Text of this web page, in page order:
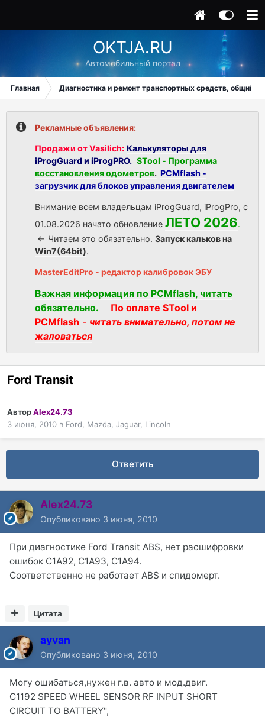
OKTJA.RU
Автомобильный портал
Главная Диагностика и ремонт транспортных средств, общий
Рекламные объявления:
Продажи от Vasilich: Калькуляторы для
iProgGuard и iProgPRO. STool - Программа
восстановления одометров. PCMflash -
загрузчик для блоков управления двигателем
Внимание всем владельцам iProgGuard, iProgPro, с
01.08.2026 начато обновление ЛЕТО 2026.
<- Читаем это обязательно. Запуск кальков на
Win7(64bit).
MasterEditPro - редактор калибровок ЭБУ
Важная информация по PCMflash, читать
обязательно.
По оплате STool и
PCMflash - читать внимательно, потом не
жаловаться
Ford Transit
АвторAlex24.73
3 июня, 2010 в Ford, Mazda, Jaguar, Lincoln
Ответить
Alex24.73
Опубликовано 3 июня, 2010
При диагностике Ford Transit ABS, нет расшифровки
ошибок С1А92, С1А93, С1А94.
Соответственно не работает ABS и спидомерт.
Цитата
ayvan
Опубликовано 3 июня, 2010
Могу ошибаться,нужен г.в. авто и мод.двиг.
C1192 SPEED WHEEL SENSOR RF INPUT SHORT
CIRCUIT TO BATTERY",